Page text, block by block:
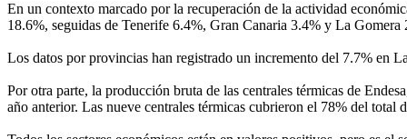
En un contexto marcado por la recuperación de la actividad
18.6%, seguidas de Tenerife 6.4%, Gran Canaria 3.4% y La
Los datos por provincias han registrado un incremento del 7.7% en
Por otra parte, la producción bruta de las centrales térmicas de
año anterior. Las nueve centrales térmicas cubrieron el 78% del total